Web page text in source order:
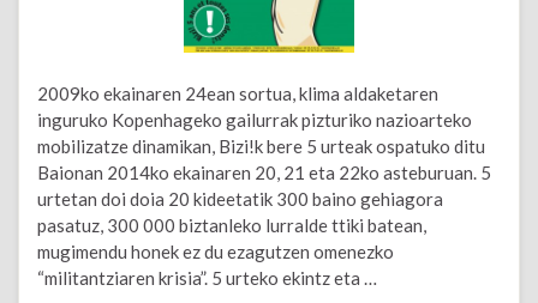
2009ko ekainaren 24ean sortua, klima aldaketaren
inguruko Kopenhageko gailurrak pizturiko nazioarteko
mobilizatze dinamikan, Bizi!k bere 5 urteak ospatuko ditu
Baionan 2014ko ekainaren 20, 21 eta 22ko asteburuan. 5
urtetan doi doia 20 kideetatik 300 baino gehiagora
pasatuz, 300 000 biztanleko lurralde ttiki batean,
mugimendu honek ez du ezagutzen omenezko
“militantziaren krisia”. 5 urteko ekintz eta …